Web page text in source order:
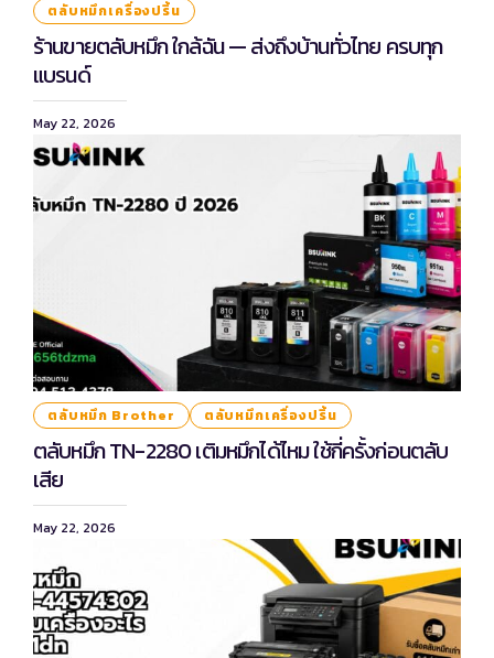
ตลับหมึกเครื่องปริ้น
ร้านขายตลับหมึก ใกล้ฉัน — ส่งถึงบ้านทั่วไทย ครบทุก
แบรนด์
May 22, 2026
ตลับหมึก Brother ตลับหมึกเครื่องปริ้น
ตลับหมึก TN-2280 เติมหมึกได้ไหม ใช้กี่ครั้งก่อนตลับ
เสีย
May 22, 2026